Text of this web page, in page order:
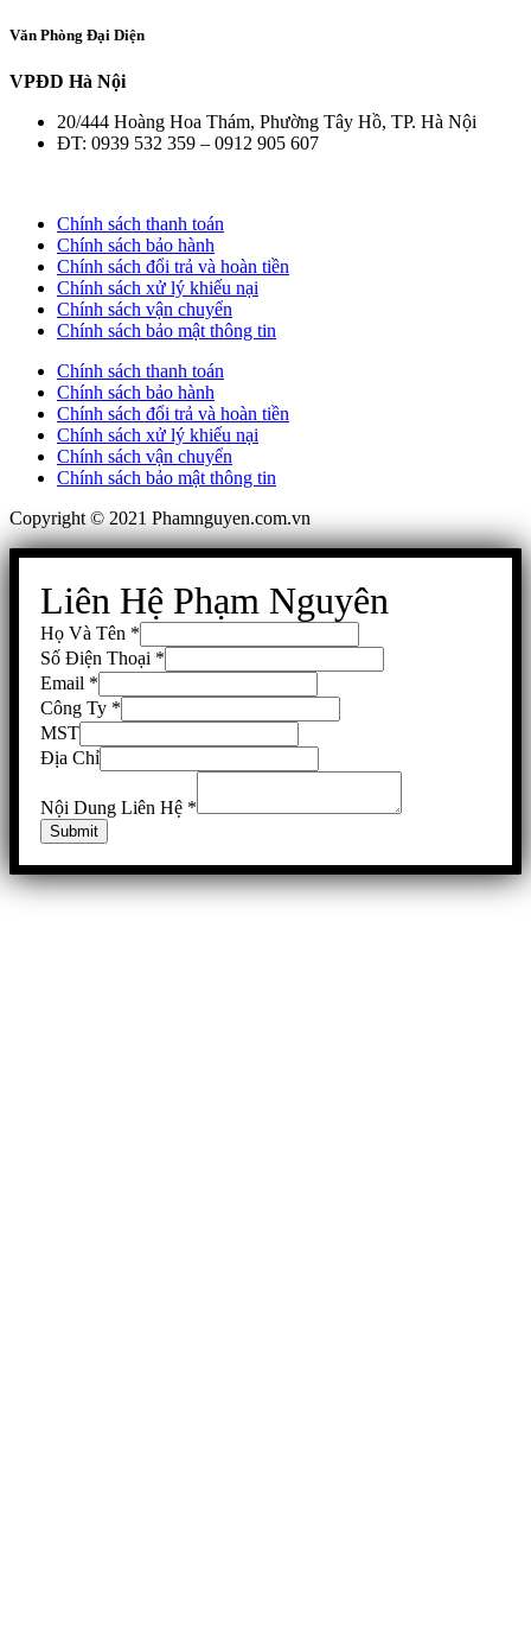
Văn Phòng Đại Diện
VPĐD Hà Nội
20/444 Hoàng Hoa Thám, Phường Tây Hồ, TP. Hà Nội
ĐT: 0939 532 359 – 0912 905 607
Chính sách thanh toán
Chính sách bảo hành
Chính sách đổi trả và hoàn tiền
Chính sách xử lý khiếu nại
Chính sách vận chuyển
Chính sách bảo mật thông tin
Chính sách thanh toán
Chính sách bảo hành
Chính sách đổi trả và hoàn tiền
Chính sách xử lý khiếu nại
Chính sách vận chuyển
Chính sách bảo mật thông tin
Copyright © 2021 Phamnguyen.com.vn
Liên Hệ Phạm Nguyên
Họ Và Tên *
Số Điện Thoại *
Email *
Công Ty *
MST
Địa Chỉ
Nội Dung Liên Hệ *
Submit